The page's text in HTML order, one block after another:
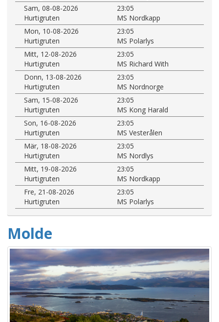
Sam, 08-08-2026
23:05
Hurtigruten
MS Nordkapp
Mon, 10-08-2026
23:05
Hurtigruten
MS Polarlys
Mitt, 12-08-2026
23:05
Hurtigruten
MS Richard With
Donn, 13-08-2026
23:05
Hurtigruten
MS Nordnorge
Sam, 15-08-2026
23:05
Hurtigruten
MS Kong Harald
Son, 16-08-2026
23:05
Hurtigruten
MS Vesterålen
Mär, 18-08-2026
23:05
Hurtigruten
MS Nordlys
Mitt, 19-08-2026
23:05
Hurtigruten
MS Nordkapp
Fre, 21-08-2026
23:05
Hurtigruten
MS Polarlys
Molde